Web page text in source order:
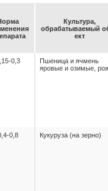
Куль­ту­ра,
об­ра­ба­ты­ва­емый
ект
0,3
Пшеница и ячмень
яровые и озимые,
0,8 Кукуруза (на зерно)